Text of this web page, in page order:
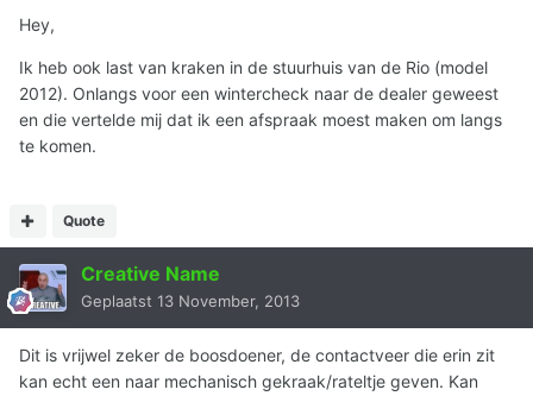
Hey,
Ik heb ook last van kraken in de stuurhuis van de Rio (model
2012). Onlangs voor een wintercheck naar de dealer geweest
en die vertelde mij dat ik een afspraak moest maken om langs
te komen.
Quote
Creative Name
Geplaatst 13 November, 2013
Dit is vrijwel zeker de boosdoener, de contactveer die erin zit
kan echt een naar mechanisch gekraak/rateltje geven. Kan